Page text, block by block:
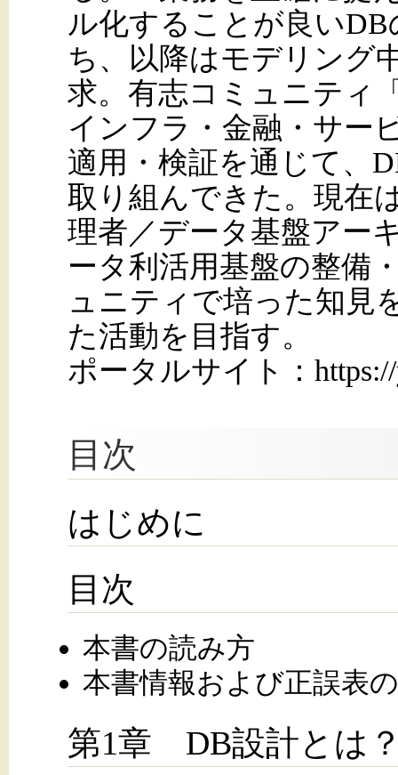
ル化することが良い
ち、以降はモデリング
求。有志コミュニティ
インフラ・金融・サー
適用・検証を通じて、
取り組んできた。現在
理者／データ基盤アー
ータ利活用基盤の整備
ュニティで培った知見
た活動を目指す。
ポータルサイト：https://
目次
はじめに
目次
本書の読み方
本書情報および正誤表
第1章 DB設計とは